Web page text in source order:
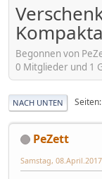
Begonnen von
0 Mitglieder und 1
NACH UNTEN Seiten
PeZett
Samstag,